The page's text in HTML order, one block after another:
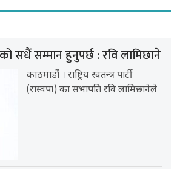
सधैं सम्मान हुनुपर्छ : रवि लामिछाने
काठमाडौं । राष्ट्रिय स्वतन्त्र पार्टी
(रास्वपा) का सभापति रवि लामिछानेले